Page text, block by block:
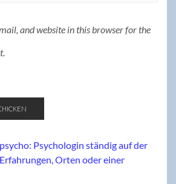
and website in this browser for the